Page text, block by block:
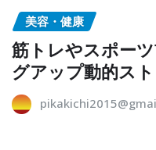
美容・健康
筋トレやスポー
グアップ動的ス